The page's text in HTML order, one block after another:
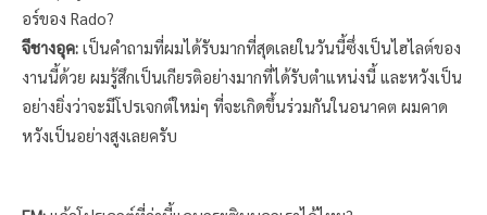
อร์ของ Rado?
จีชางอุค: เป็นคำถามที่ผมได้รับมากที่สุดเลยในวันนี้ซึ่งเป็นไฮไลต์ของ
งานนี้ด้วย ผมรู้สึกเป็นเกียรติอย่างมากที่ได้รับตำแหน่งนี้ และหวังเป็น
อย่างยิ่งว่าจะมีโปรเจกต์ใหม่ๆ ที่จะเกิดขึ้นร่วมกันในอนาคต ผมคาด
หวังเป็นอย่างสูงเลยครับ